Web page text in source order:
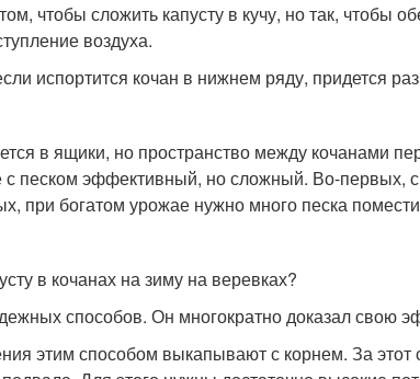
чтобы сложить капусту в кучу, но так, чтобы
воздуха.
испортится кочан в нижнем ряду, придется
в ящики, но пространство между кочанами
с песком эффективный, но сложный. Во-первых,
при богатом урожае нужно много песка
в кочанах на зиму на веревках?
способов. Он многократно доказал свою
этим способом выкапывают с корнем. За